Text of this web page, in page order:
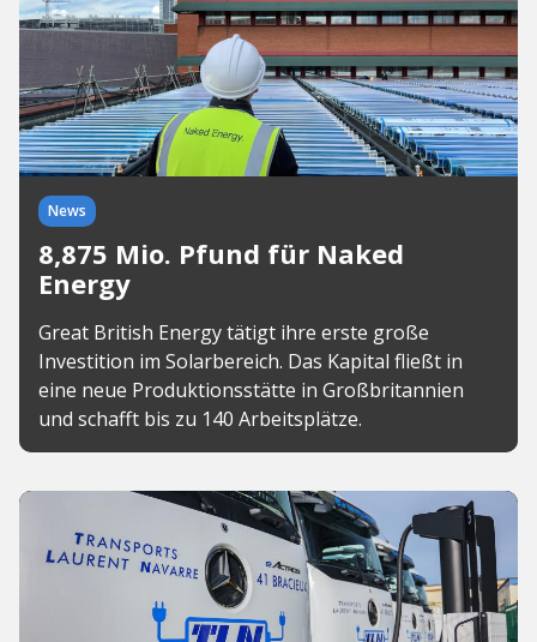
News
8,875 Mio. Pfund für Naked
Energy
Great British Energy tätigt ihre erste große
Investition im Solarbereich. Das Kapital fließt in
eine neue Produktionsstätte in Großbritannien
und schafft bis zu 140 Arbeitsplätze.